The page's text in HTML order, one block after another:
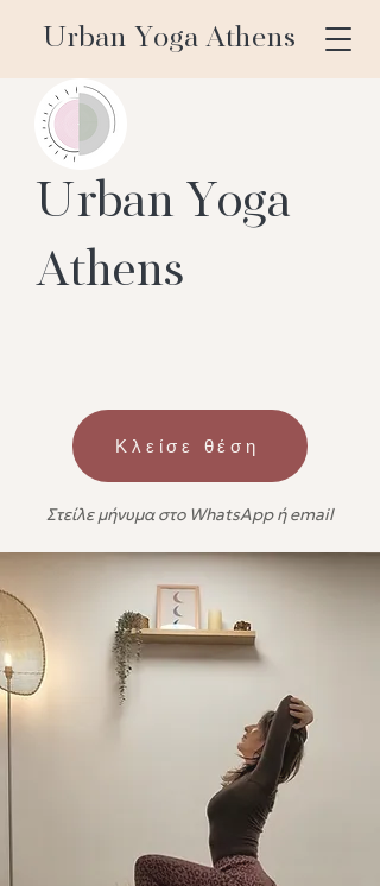
Urban Yoga Athens
Urban Yoga
Athens
Κλείσε θέση
Στείλε μήνυμα στο WhatsApp ή email